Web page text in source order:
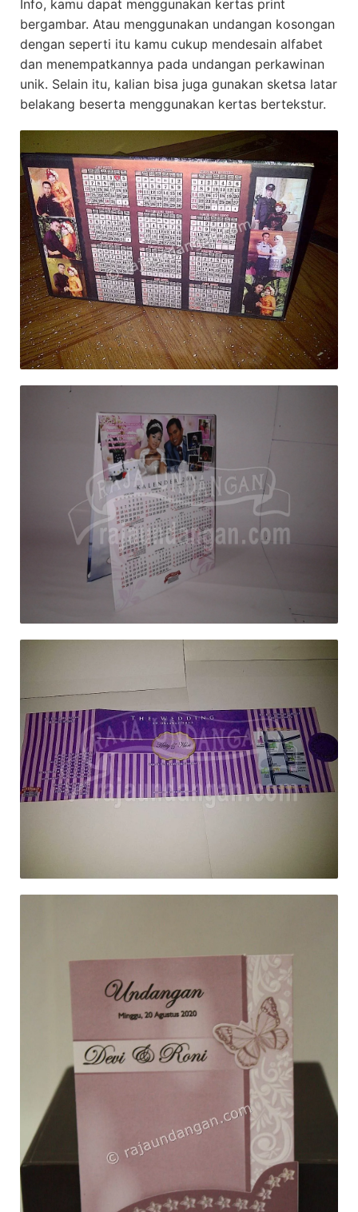
Info, kamu dapat menggunakan kertas print
bergambar. Atau menggunakan undangan kosongan
dengan seperti itu kamu cukup mendesain alfabet
dan menempatkannya pada undangan perkawinan
unik. Selain itu, kalian bisa juga gunakan sketsa latar
belakang beserta menggunakan kertas bertekstur.